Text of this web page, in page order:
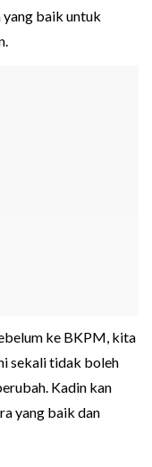
yang baik untuk
ke BKPM, kita
sekali tidak boleh
Kadin kan
yang baik dan